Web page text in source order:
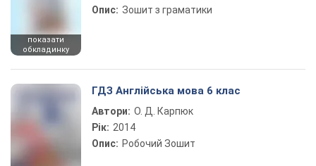
показати
обкладинку
Опис: Зошит з граматики
ГДЗ Англійська мова 6 клас
Автори: О. Д. Карпюк
Рік: 2014
Опис: Робочий Зошит